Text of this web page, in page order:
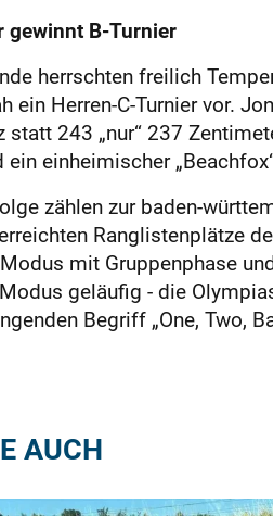
gewinnt B-Turnier
herrschten freilich
ein Herren-C-Turnier vor.
statt 243 „nur“ 237
einheimischer
zählen zur baden-
Ranglistenplätze
mit Gruppenphase
Modus geläufig - die
Begriff „One, Two,
AUCH